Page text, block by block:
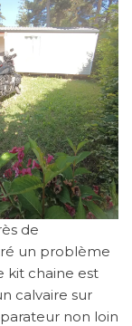
de
un problème
kit chaine est
calvaire sur
non loin